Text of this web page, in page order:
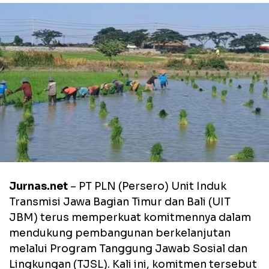
Jurnas.net – PT PLN (Persero) Unit Induk
Transmisi Jawa Bagian Timur dan Bali (UIT
JBM) terus memperkuat komitmennya dalam
mendukung pembangunan berkelanjutan
melalui Program Tanggung Jawab Sosial dan
Lingkungan (TJSL). Kali ini, komitmen tersebut